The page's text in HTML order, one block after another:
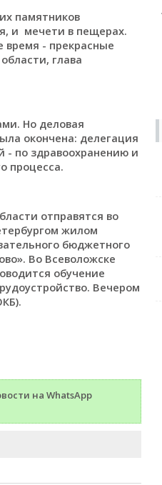
памятников
и мечети в пещерах.
время - прекрасные
глава
Но деловая
окончена: делегация
- по здравоохранению и
процесса.
отправятся во
жилом
бюджетного
Во Всеволожске
обучение
Вечером
на WhatsApp